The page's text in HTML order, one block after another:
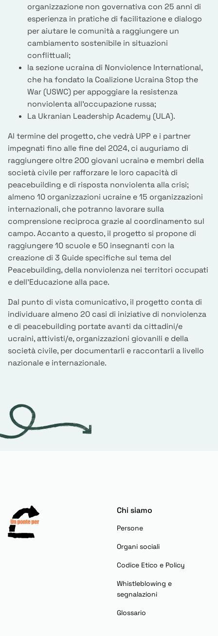
organizzazione non governativa con 25 anni di
esperienza in pratiche di facilitazione e dialogo
per aiutare le comunità a raggiungere un
cambiamento sostenibile in situazioni
conflittuali;
la sezione ucraina di Nonviolence International,
che ha fondato la Coalizione Ucraina Stop the
War (USWC) per appoggiare la resistenza
nonviolenta all’occupazione russa;
La Ukranian Leadership Academy (ULA).
Al termine del progetto, che vedrà UPP e i partner
impegnati fino alle fine del 2024, ci auguriamo di
raggiungere oltre 200 giovani ucrainə e membri della
società civile per rafforzare le loro capacità di
peacebuilding e di risposta nonviolenta alla crisi;
almeno 10 organizzazioni ucraine e 15 organizzazioni
internazionali, che potranno lavorare sulla
comprensione reciproca grazie al coordinamento sul
campo. Accanto a questo, il progetto si propone di
raggiungere 10 scuole e 50 insegnanti con la
creazione di 3 Guide specifiche sul tema del
Peacebuilding, della nonviolenza nei territori occupati
e dell’Educazione alla pace.
Dal punto di vista comunicativo, il progetto conta di
individuare almeno 20 casi di iniziative di nonviolenza
e di peacebuilding portate avanti da cittadini/e
ucraini, attivisti/e, organizzazioni giovanili e della
società civile, per documentarli e raccontarli a livello
nazionale e internazionale.
Chi siamo
Persone
Organi sociali
Codice Etico e Policy
Whistleblowing e
segnalazioni
Glossario